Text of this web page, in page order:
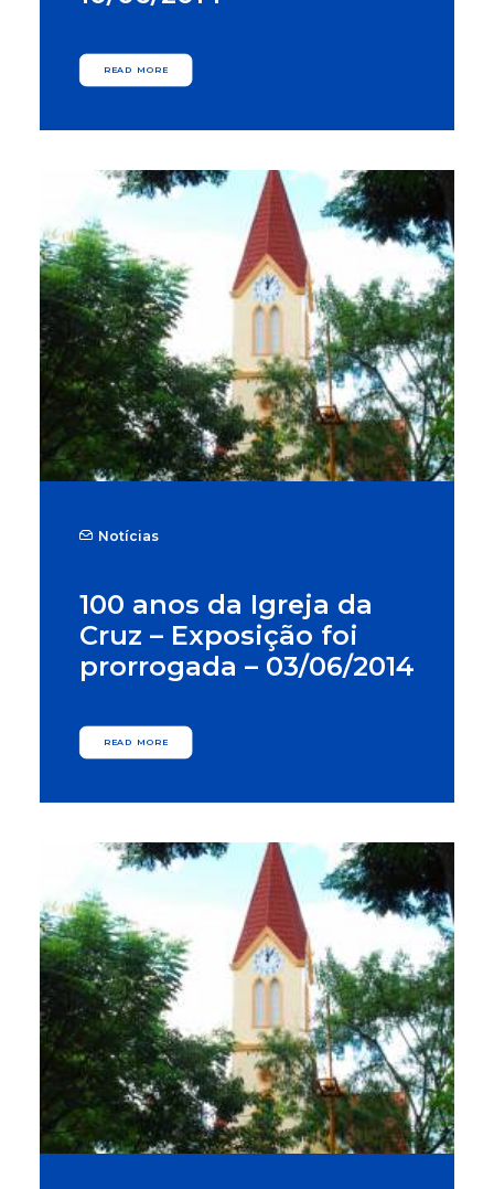
READ MORE
Notícias
100 anos da Igreja da
Cruz – Exposição foi
prorrogada – 03/06/2014
READ MORE